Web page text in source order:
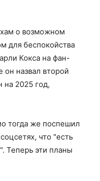
о возможном
для беспокойства
Кокса на фан-
он назвал второй
на 2025 год,
тогда же поспешил
что "есть
Теперь эти планы